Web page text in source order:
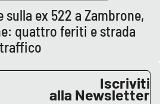
ex 522 a Zambrone,
quattro feriti e strada
Iscriviti
alla Newsletter